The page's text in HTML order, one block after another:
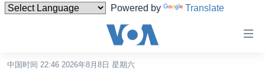
Powered by Translate
碍中国时间 22:46 2026年8月8日 星期六